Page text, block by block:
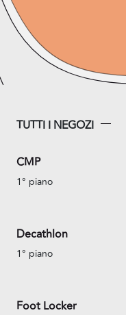
TUTTI I NEGOZI
CMP
1° piano
Decathlon
1° piano
Foot Locker